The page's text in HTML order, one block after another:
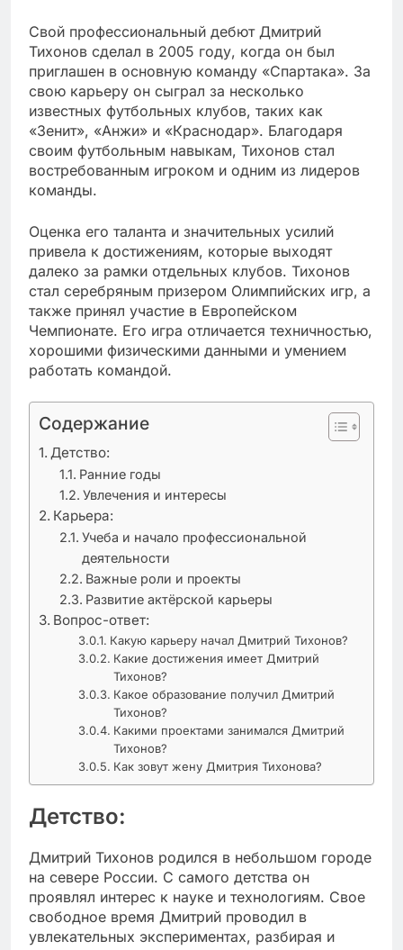
Свой профессиональный дебют Дмитрий
Тихонов сделал в 2005 году, когда он был
приглашен в основную команду «Спартака». За
свою карьеру он сыграл за несколько
известных футбольных клубов, таких как
«Зенит», «Анжи» и «Краснодар». Благодаря
своим футбольным навыкам, Тихонов стал
востребованным игроком и одним из лидеров
команды.
Оценка его таланта и значительных усилий
привела к достижениям, которые выходят
далеко за рамки отдельных клубов. Тихонов
стал серебряным призером Олимпийских игр, а
также принял участие в Европейском
Чемпионате. Его игра отличается техничностью,
хорошими физическими данными и умением
работать командой.
Содержание
Детство:
Ранние годы
Увлечения и интересы
Карьера:
Учеба и начало профессиональной
деятельности
Важные роли и проекты
Развитие актёрской карьеры
Вопрос-ответ:
Какую карьеру начал Дмитрий Тихонов?
Какие достижения имеет Дмитрий
Тихонов?
Какое образование получил Дмитрий
Тихонов?
Какими проектами занимался Дмитрий
Тихонов?
Как зовут жену Дмитрия Тихонова?
Детство:
Дмитрий Тихонов родился в небольшом городе
на севере России. С самого детства он
проявлял интерес к науке и технологиям. Свое
свободное время Дмитрий проводил в
увлекательных экспериментах, разбирая и